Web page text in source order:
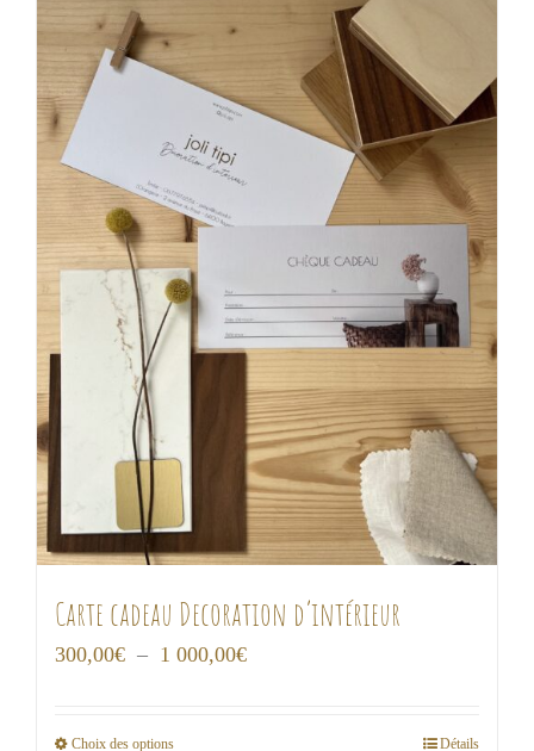
Carte cadeau Decoration d’intérieur
300,00€ – 1 000,00€Plage
Choix des options Détails